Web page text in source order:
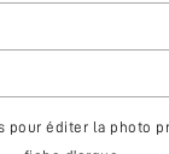
pour éditer la photo